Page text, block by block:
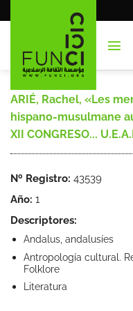
al
ARIÉ, Rachel, «Les
hispano-musulmane
XII CONGRESO...
Nº Registro: 43539
Año: 1
Descriptores:
Andalus, andalusíes
Antropología cultural.
Folklore
Literatura